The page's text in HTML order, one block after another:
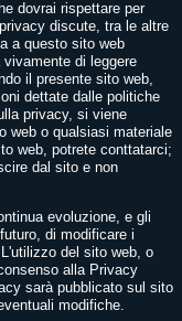
dovrai rispettare per
discute, tra le altre
a questo sito web
di leggere
il presente sito web,
dettate dalle politiche
privacy, si viene
web o qualsiasi materiale
web, potrete conttatarci;
dal sito e non
evoluzione, e gli
di modificare i
del sito web, o
alla Privacy
sarà pubblicato sul sito
modifiche.